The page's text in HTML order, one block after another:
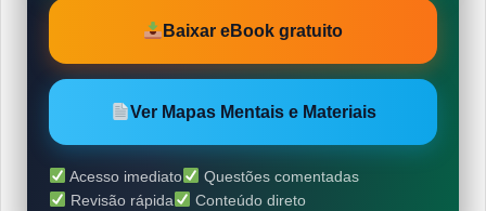
Baixar eBook gratuito
Ver Mapas Mentais e Materiais
Acesso imediato
Questões comentadas
Revisão rápida
Conteúdo direto